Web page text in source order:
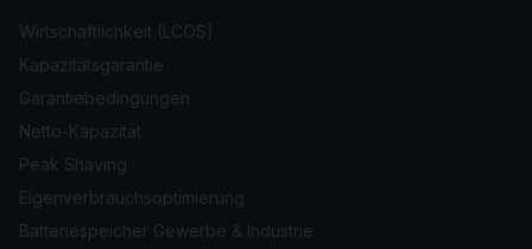
Wirtschaftlichkeit (LCOS)
Kapazitätsgarantie
Garantiebedingungen
Netto-Kapazität
Peak Shaving
Eigenverbrauchs­optimierung
Batteriespeicher Gewerbe & Industrie